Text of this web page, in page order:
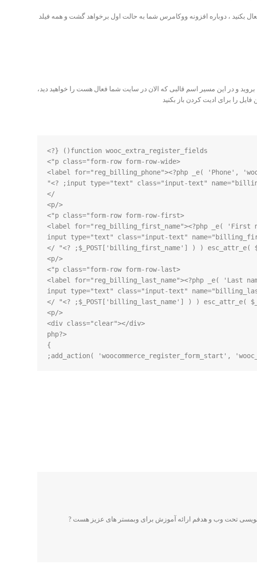
بکنید ، دوباره افزونه ووکامرس شما به حالت اول برخواهد گشت و همه فیلد
بروید و در این مسیر اسم قالبی که الان در سایت شما فعال هست را خواهید دید،
<input type="text" class="input-text"
<input type="text" class="input-text"